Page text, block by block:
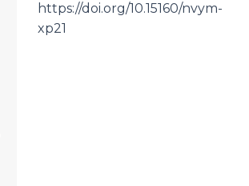
https://doi.org/10.15160/nvym-
xp21